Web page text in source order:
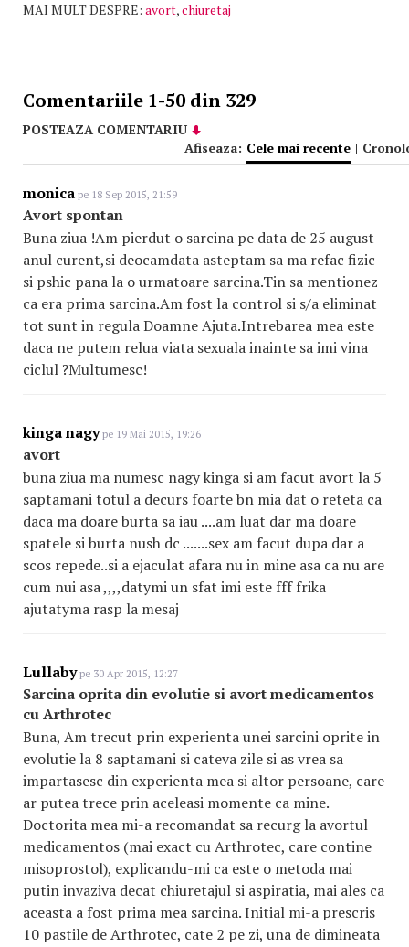
MAI MULT DESPRE: avort,chiuretaj
Comentariile 1-50 din 329
POSTEAZA COMENTARIU
Afiseaza: Cele mai recente |
monica pe 18 Sep 2015, 21:59
Avort spontan
Buna ziua !Am pierdut o sarcina pe data de 25 august
anul curent,si deocamdata asteptam sa ma refac fizic
si pshic pana la o urmatoare sarcina.Tin sa mentionez
ca era prima sarcina.Am fost la control si s/a eliminat
tot sunt in regula Doamne Ajuta.Intrebarea mea este
daca ne putem relua viata sexuala inainte sa imi vina
ciclul ?Multumesc!
kinga nagype 19 Mai 2015, 19:26
avort
buna ziua ma numesc nagy kinga si am facut avort la 5
saptamani totul a decurs foarte bn mia dat o reteta ca
daca ma doare burta sa iau ....am luat dar ma doare
spatele si burta nush dc .......sex am facut dupa dar a
scos repede..si a ejaculat afara nu in mine asa ca nu are
cum nui asa ,,,,datymi un sfat imi este fff frika
ajutatyma rasp la mesaj
Lullabype 30 Apr 2015, 12:27
Sarcina oprita din evolutie si avort medicamentos
cu Arthrotec
Buna, Am trecut prin experienta unei sarcini oprite in
evolutie la 8 saptamani si cateva zile si as vrea sa
impartasesc din experienta mea si altor persoane, care
ar putea trece prin aceleasi momente ca mine.
Doctorita mea mi-a recomandat sa recurg la avortul
medicamentos (mai exact cu Arthrotec, care contine
misoprostol), explicandu-mi ca este o metoda mai
putin invaziva decat chiuretajul si aspiratia, mai ales ca
aceasta a fost prima mea sarcina. Initial mi-a prescris
10 pastile de Arthrotec, cate 2 pe zi, una de dimineata